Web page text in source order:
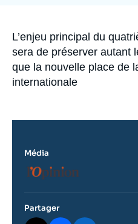
Accroche
L’enjeu principal du
sera de préserver autant
que la nouvelle place de
internationale
Média
Logo
Partager